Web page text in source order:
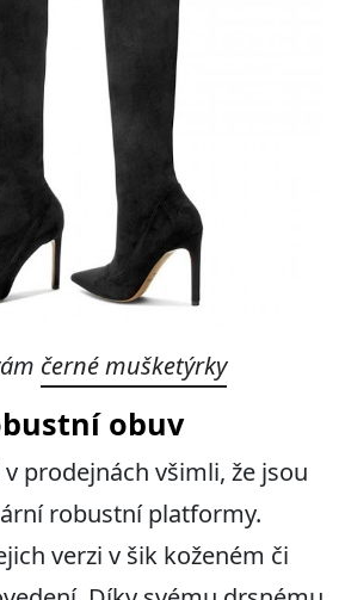
černé mušketýrky
obuv
prodejnách všimli, že jsou
robustní platformy.
verzi v šik koženém či